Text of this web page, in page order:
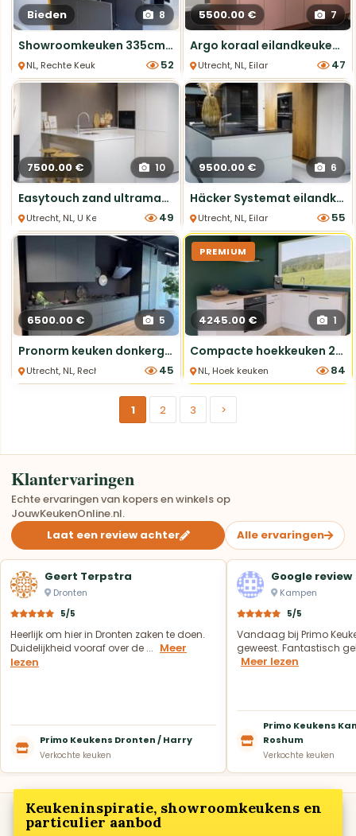
Bieden 8
Showroomkeuken 335cm - compleet met apparatuur
NL, Rechte Keukens 52
5500.00 € 7
Argo koraal eilandkeuken met Cosmolite blad
Utrecht, NL, Eiland Keukens 47
7500.00 € 10
Easytouch zand ultramatte U-keuken met composiet werkblad
Utrecht, NL, U Keukens 49
9500.00 € 6
Häcker Systemat eilandkeuken – gerookt eiken & wit gelakt
Utrecht, NL, Eiland Keukens 55
6500.00 € 5
Pronorm keuken donkergroen matlak - Showroommodel
Utrecht, NL, Rechte Keukens 45
PREMIUM
4245.00 € 1
Compacte hoekkeuken 2.42x1.87m - compleet met apparatuur inclusief montage
NL, Hoek keukens 84
1 2 3 >
Klantervaringen
Echte ervaringen van kopers en winkels op
JouwKeukenOnline.nl.
Laat een review achter
Alle ervaringen
Geert Terpstra
Dronten
5/5
Heerlijk om hier in Dronten zaken te doen.
Duidelijkheid vooraf over de ... Meer
lezen
Primo Keukens Dronten / Harry
Verkochte keuken
Google review
Kampen
5/5
Vandaag bij Primo
geweest. Fantastisch
Meer lezen
Primo Keukens
Roshum
Verkochte keuken
Keukeninspiratie, showroomkeukens en
particulier aanbod